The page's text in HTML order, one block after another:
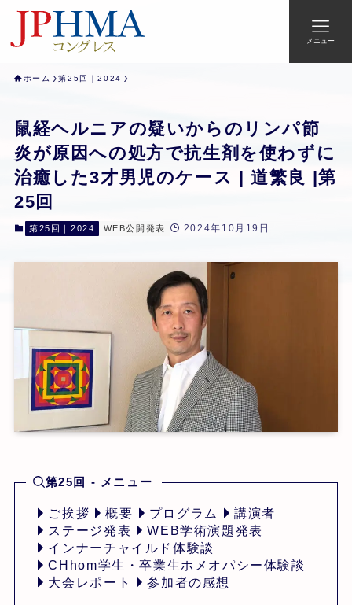
メニュー
ホーム 第25回｜2024
鼠経ヘルニアの疑いからのリンパ節
炎が原因への処方で抗生剤を使わずに
治癒した3才男児のケース | 道繁良 |第
25回
第25回｜2024 WEB公開発表 2024年10月19日
第25回 - メニュー
ご挨拶 概要 プログラム
講演者
ステージ発表
WEB学術演題発表
インナーチャイルド体験談
CHhom学生・卒業生ホメオパシー体験談
大会レポート
参加者の感想